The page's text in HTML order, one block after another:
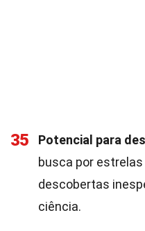
35 Potencial para
busca por
descobertas
ciência.